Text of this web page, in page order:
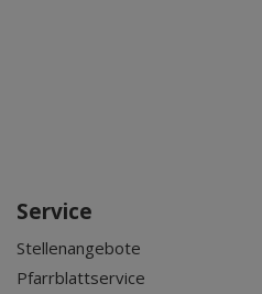
Service
Stellenangebote
Pfarrblattservice